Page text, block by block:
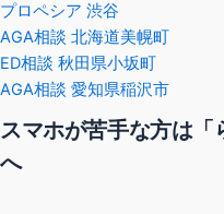
プロペシア 渋谷
AGA相談 北海道美幌町
ED相談 秋田県小坂町
AGA相談 愛知県稲沢市
スマホが苦手な方は「
へ